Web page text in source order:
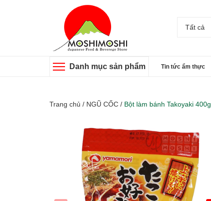
Tất cả
Danh mục sản phẩm Tin tức ẩm thực
Trang chủ / NGŨ CỐC / Bột làm bánh Takoyaki 400g